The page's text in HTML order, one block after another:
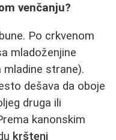
venčanju?
Po crkvenom
mladoženjine
mladine strane).
dešava da oboje
druga ili
kanonskim
kršteni